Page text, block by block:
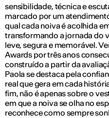
sensibilidade, técnica e
marcado por um
qual cada noiva é acolhida
transformando a jornada do
leve, segura e memorável.
Awards por três anos
construído a partir da
Paola se destaca pela
real que gera em cada
fim, não é apenas sobre o
em que a noiva se olha no
reconhece como sempre